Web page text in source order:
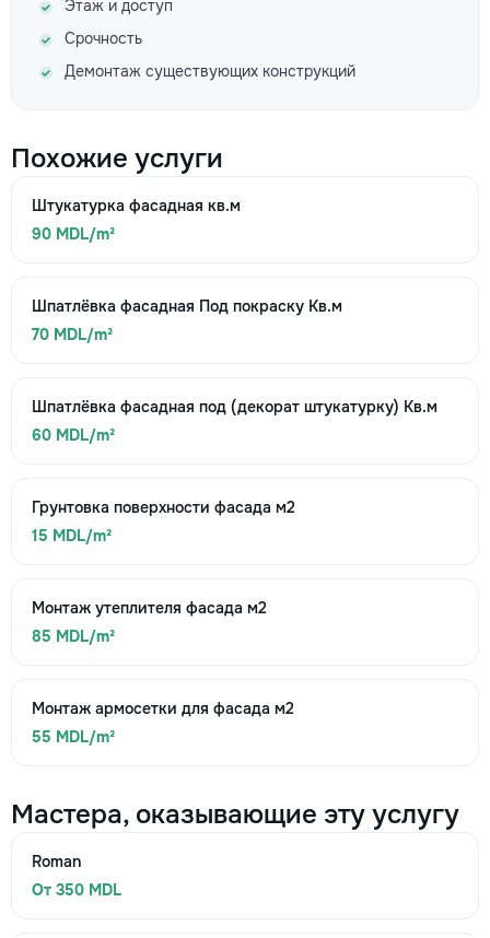
Этаж и доступ
Срочность
Демонтаж существующих конструкций
Похожие услуги
Штукатурка фасадная кв.м
90 MDL/m²
Шпатлёвка фасадная Под покраску Кв.м
70 MDL/m²
Шпатлёвка фасадная под (декорат штукатурку) Кв.м
60 MDL/m²
Грунтовка поверхности фасада м2
15 MDL/m²
Монтаж утеплителя фасада м2
85 MDL/m²
Монтаж армосетки для фасада м2
55 MDL/m²
Мастера, оказывающие эту услугу
Roman
От 350 MDL